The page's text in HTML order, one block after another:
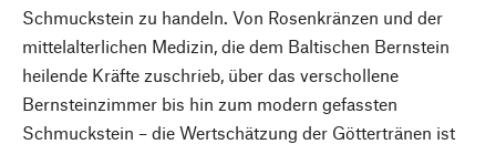
Schmuckstein zu handeln. Von Rosenkränzen und der
mittelalterlichen Medizin, die dem Baltischen Bernstein
heilende Kräfte zuschrieb, über das verschollene
Bernsteinzimmer bis hin zum modern gefassten
Schmuckstein – die Wertschätzung der Göttertränen ist